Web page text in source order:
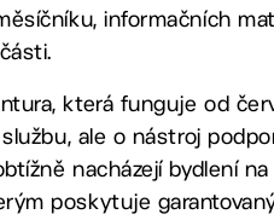
informačních
která funguje od
ale o nástroj
nacházejí bydlení
poskytuje